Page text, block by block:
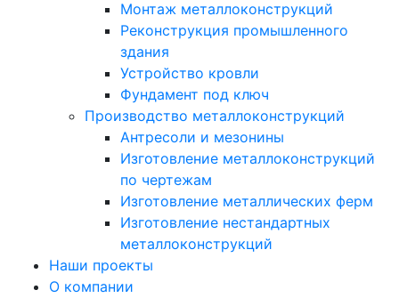
Монтаж металлоконструкций
Реконструкция промышленного
здания
Устройство кровли
Фундамент под ключ
Производство металлоконструкций
Антресоли и мезонины
Изготовление металлоконструкций
по чертежам
Изготовление металлических ферм
Изготовление нестандартных
металлоконструкций
Наши проекты
О компании